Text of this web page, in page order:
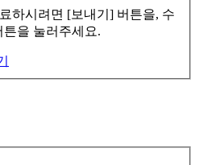
하시려면 [보내기] 버튼을, 수
을 눌러주세요.